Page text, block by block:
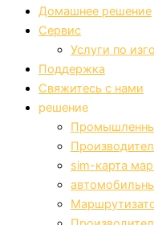
Домашнее решение
Сервис
Услуги по
Поддержка
Свяжитесь с нами
решение
sim-карта